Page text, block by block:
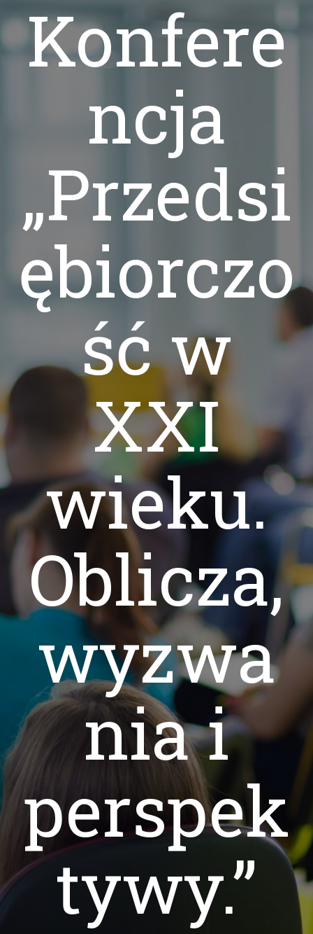
Konfere
ncja
„Przedsi
ębiorczo
ść w
XXI
wieku.
Oblicza,
wyzwa
nia i
perspek
tywy.”